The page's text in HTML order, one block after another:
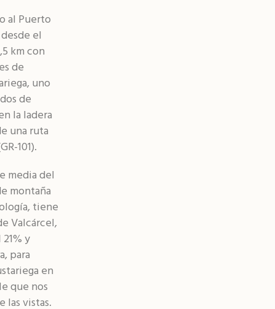
al Puerto
el
km con
de
uno
de
la ladera
una ruta
101).
media del
montaña
tiene
Valcárcel,
y
para
en
que nos
vistas.